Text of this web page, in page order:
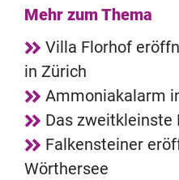
Mehr zum Thema
Villa Florhof
in Zürich
Ammoniakalarm
Das zweitkleinste
Falkensteiner
Wörthersee